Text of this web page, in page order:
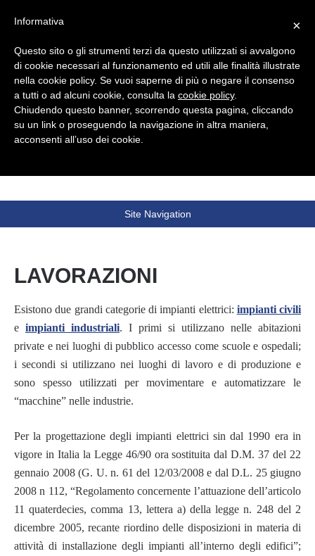
Berretta Impianti
INSTALLAZIONI * MANUTENZIONI * ENERGIA
Site Navigation
LAVORAZIONI
Esistono due grandi categorie di impianti elettrici: impianti civili
e impianti industriali. I primi si utilizzano nelle abitazioni
private e nei luoghi di pubblico accesso come scuole e ospedali;
i secondi si utilizzano nei luoghi di lavoro e di produzione e
sono spesso utilizzati per movimentare e automatizzare le
“macchine” nelle industrie.
Per la progettazione degli impianti elettrici sin dal 1990 era in
vigore in Italia la Legge 46/90 ora sostituita dal D.M. 37 del 22
gennaio 2008 (G. U. n. 61 del 12/03/2008 e dal D.L. 25 giugno
2008 n 112, “Regolamento concernente l’attuazione dell’articolo
11 quaterdecies, comma 13, lettera a) della legge n. 248 del 2
dicembre 2005, recante riordino delle disposizioni in materia di
attività di installazione degli impianti all’interno degli edifici”;
×
Informativa
Questo sito o gli strumenti terzi da questo utilizzati si avvalgono
di cookie necessari al funzionamento ed utili alle finalità illustrate
nella cookie policy. Se vuoi saperne di più o negare il consenso
a tutti o ad alcuni cookie, consulta la cookie policy.
Chiudendo questo banner, scorrendo questa pagina, cliccando
su un link o proseguendo la navigazione in altra maniera,
acconsenti all’uso dei cookie.